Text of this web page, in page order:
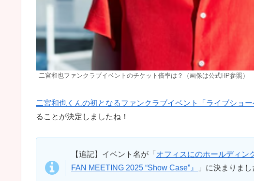
二宮和也ファンクラブイベントのチケット倍率は？（画像は公式HP参照）
二宮和也くんの初となるファンクラブイベント「ライブショー
ることが決定しましたね！
【追記】イベント名が「 オフィスにのホールディン
FAN MEETING 2025 “Show Case”』
」に決まりまし